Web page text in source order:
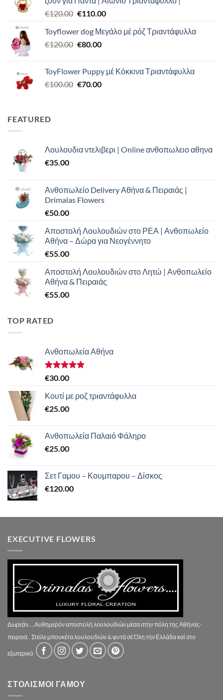
€100.00.είναι:
€90.00.
€120.00 Original
was:
€120.00.
€110.00Η
τιμή
Toyflower dog Μεγάλο μέ ρόζ Τριαντάφυλλα
€120.00 Original
€120.00.
€80.00Η
είναι:
€80.00.
ToyFlower Puppy μέ Κόκκινα Τριαντάφυλλα
€100.00 Original
€70.00Η
FEATURED
Λουλουδια ντελιβερι | Online ανθοπωλειο αθηνα
€35.00
Ανθοπωλείο Delivery Αθήνα & Πειραιάς |
Drimalas Flowers
€50.00
Αποστολή Λουλουδιών στο ΡΕΑ | Ανθοπωλείο
Αθήνα – Δώρα για Νεογέννητο
€55.00
Αποστολή Λουλουδιών στο Λητώ | Ανθοπωλείο
Αθήνα & Πειραιάς
€55.00
TOP RATED
Ανθοπωλεία Αθήνα
Βαθμολογήθηκε
από 5
€30.00
Κουτί με ροζ τριαντάφυλλα
€25.00
Ανθοπωλεία Παλαιό Φάληρο
€25.00
Σετ Γαμου – Κουμπαρου – Δίσκος
€120.00
EXECUTIVE FLOWERS
Δωρεάν....Αυθημερόν αποστολή λουλουδιών μέσα στην πόλη της Αθήνας-
πειραιά. Στείλε μπουκέτα λουλουδιών & φυτά σέ Όλη τήν Ελλάδα καί στο
εξωτερικό
ΣΤΟΛΙΣΜΟΙ ΓΑΜΟΥ